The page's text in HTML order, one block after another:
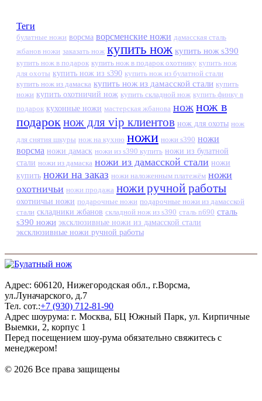
Теги
булатные ножи ворсма ворсменские ножи дамасская сталь
жбанов ножи заказать нож купить нож купить нож s390
купить нож в подарок купить нож в подарок охотнику купить нож
для охоты купить нож из s390 купить нож из булатной стали
купить нож из дамаска купить нож из дамасской стали купить
ножи купить охотничий нож купить складной нож купить финку в
подарок кухонные ножи мастерская жбанова ножнож в
подарок нож для vip клиентов нож для охоты нож
для снятия шкуры нож на кухню ножи ножи s390 ножи
ворсма ножи дамаск ножи из s390 купить ножи из булатной
стали ножи из дамаска ножи из дамасской стали ножи
купить ножи на заказ ножи наложенным платежём ножи
охотничьи ножи продажа ножи ручной работы
охотничьи ножи подарочные ножи подарочные ножи из дамасской
стали складники жбанов складной нож из s390 сталь n690 сталь
s390 ножи эксклюзивные ножи из дамасской стали
эксклюзивные ножи ручной работы
Адрес: 606120, Нижегородская обл., г.Ворсма,
ул.Луначарского, д.7
Тел. сот.:+7 (930) 712-81-90
Адрес шоурума: г. Москва, БЦ Южный Парк, ул. Кирпичные
Выемки, 2, корпус 1
Перед посещением шоу-рума обязательно свяжитесь с
менеджером!
© 2026 Все права защищены